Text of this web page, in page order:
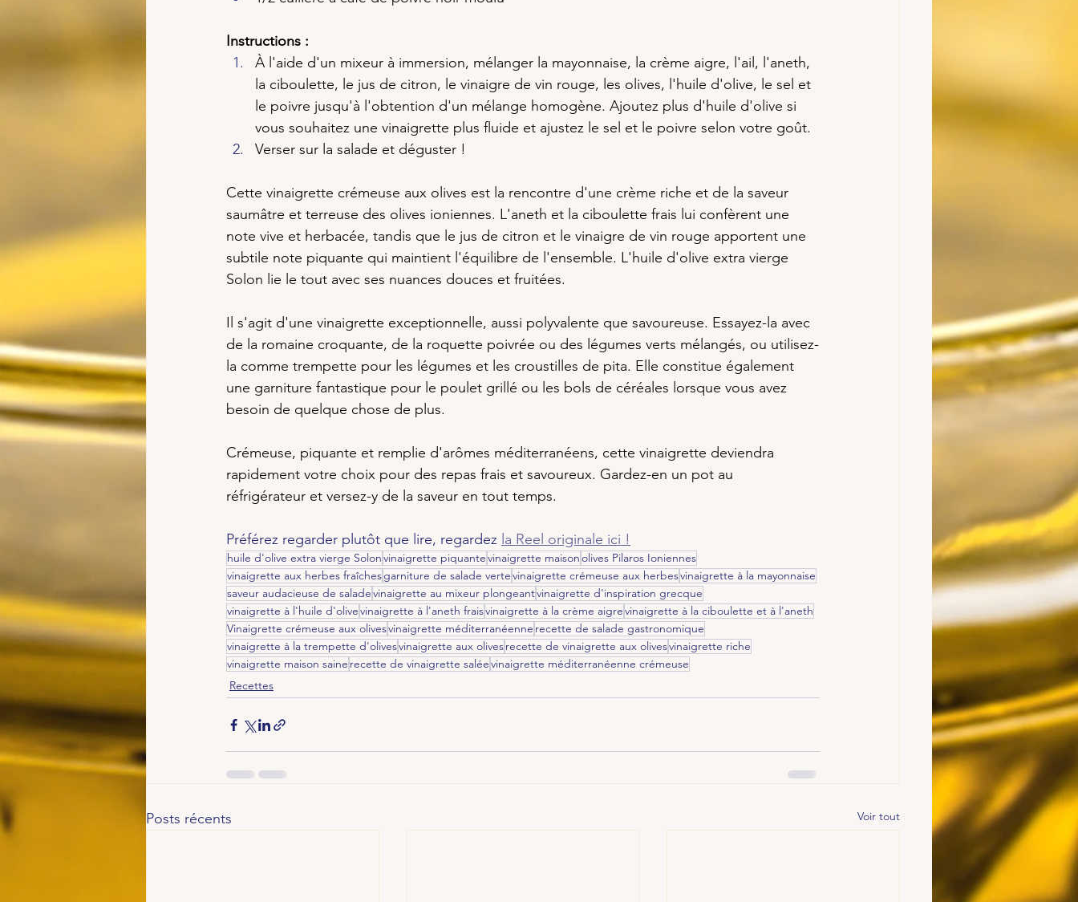
Instructions :
À l'aide d'un mixeur à immersion, mélanger la mayonnaise, la crème aigre, l'ail, l'aneth,
la ciboulette, le jus de citron, le vinaigre de vin rouge, les olives, l'huile d'olive, le sel et
le poivre jusqu'à l'obtention d'un mélange homogène. Ajoutez plus d'huile d'olive si
vous souhaitez une vinaigrette plus fluide et ajustez le sel et le poivre selon votre goût.
Verser sur la salade et déguster !
Cette vinaigrette crémeuse aux olives est la rencontre d'une crème riche et de la saveur
saumâtre et terreuse des olives ioniennes. L'aneth et la ciboulette frais lui confèrent une
note vive et herbacée, tandis que le jus de citron et le vinaigre de vin rouge apportent une
subtile note piquante qui maintient l'équilibre de l'ensemble. L'huile d'olive extra vierge
Solon lie le tout avec ses nuances douces et fruitées.
Il s'agit d'une vinaigrette exceptionnelle, aussi polyvalente que savoureuse. Essayez-la avec
de la romaine croquante, de la roquette poivrée ou des légumes verts mélangés, ou utilisez-
la comme trempette pour les légumes et les croustilles de pita. Elle constitue également
une garniture fantastique pour le poulet grillé ou les bols de céréales lorsque vous avez
besoin de quelque chose de plus.
Crémeuse, piquante et remplie d'arômes méditerranéens, cette vinaigrette deviendra
rapidement votre choix pour des repas frais et savoureux. Gardez-en un pot au
réfrigérateur et versez-y de la saveur en tout temps.
Préférez regarder plutôt que lire, regardez la Reel originale ici !
huile d'olive extra vierge Solonvinaigrette piquantevinaigrette maisonolives Pilaros Ioniennes
vinaigrette aux herbes fraîchesgarniture de salade vertevinaigrette crémeuse aux herbesvinaigrette à la mayonnaise
saveur audacieuse de saladevinaigrette au mixeur plongeantvinaigrette d'inspiration grecque
vinaigrette à l'huile d'olivevinaigrette à l'aneth fraisvinaigrette à la crème aigrevinaigrette à la ciboulette et à l'aneth
Vinaigrette crémeuse aux olivesvinaigrette méditerranéenne recette de salade gastronomique
vinaigrette à la trempette d'olivesvinaigrette aux olivesrecette de vinaigrette aux olivesvinaigrette riche
vinaigrette maison saine recette de vinaigrette saléevinaigrette méditerranéenne crémeuse
Recettes
Posts récents Voir tout